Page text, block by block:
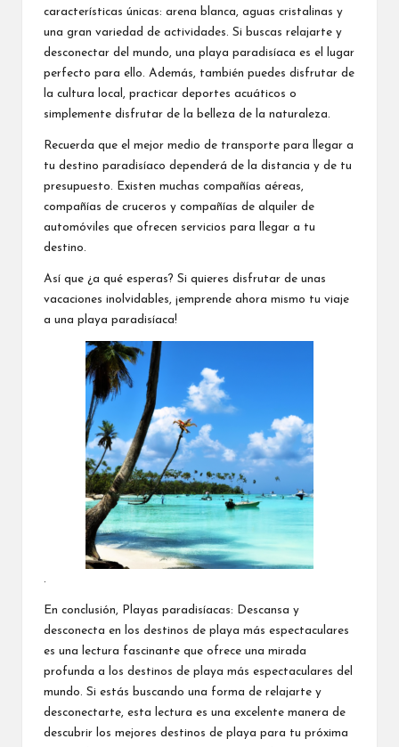
características únicas: arena blanca, aguas cristalinas y
una gran variedad de actividades. Si buscas relajarte y
desconectar del mundo, una playa paradisíaca es el lugar
perfecto para ello. Además, también puedes disfrutar de
la cultura local, practicar deportes acuáticos o
simplemente disfrutar de la belleza de la naturaleza.
Recuerda que el mejor medio de transporte para llegar a
tu destino paradisíaco dependerá de la distancia y de tu
presupuesto. Existen muchas compañías aéreas,
compañías de cruceros y compañías de alquiler de
automóviles que ofrecen servicios para llegar a tu
destino.
Así que ¿a qué esperas? Si quieres disfrutar de unas
vacaciones inolvidables, ¡emprende ahora mismo tu viaje
a una playa paradisíaca!
.
En conclusión, Playas paradisíacas: Descansa y
desconecta en los destinos de playa más espectaculares
es una lectura fascinante que ofrece una mirada
profunda a los destinos de playa más espectaculares del
mundo. Si estás buscando una forma de relajarte y
desconectarte, esta lectura es una excelente manera de
descubrir los mejores destinos de playa para tu próxima